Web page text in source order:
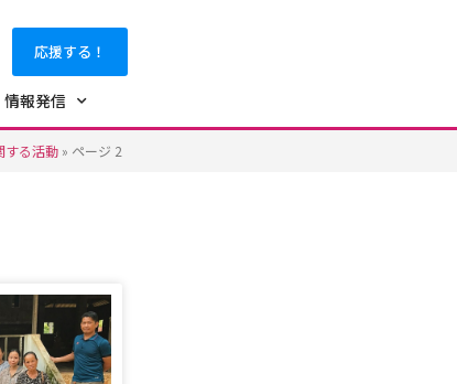
応援する！
情報発信
する活動 » ページ 2